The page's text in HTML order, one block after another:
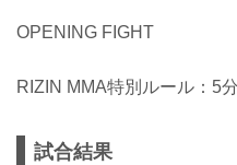
OPENING FIGHT
RIZIN MMA特別ルール：5
試合結果